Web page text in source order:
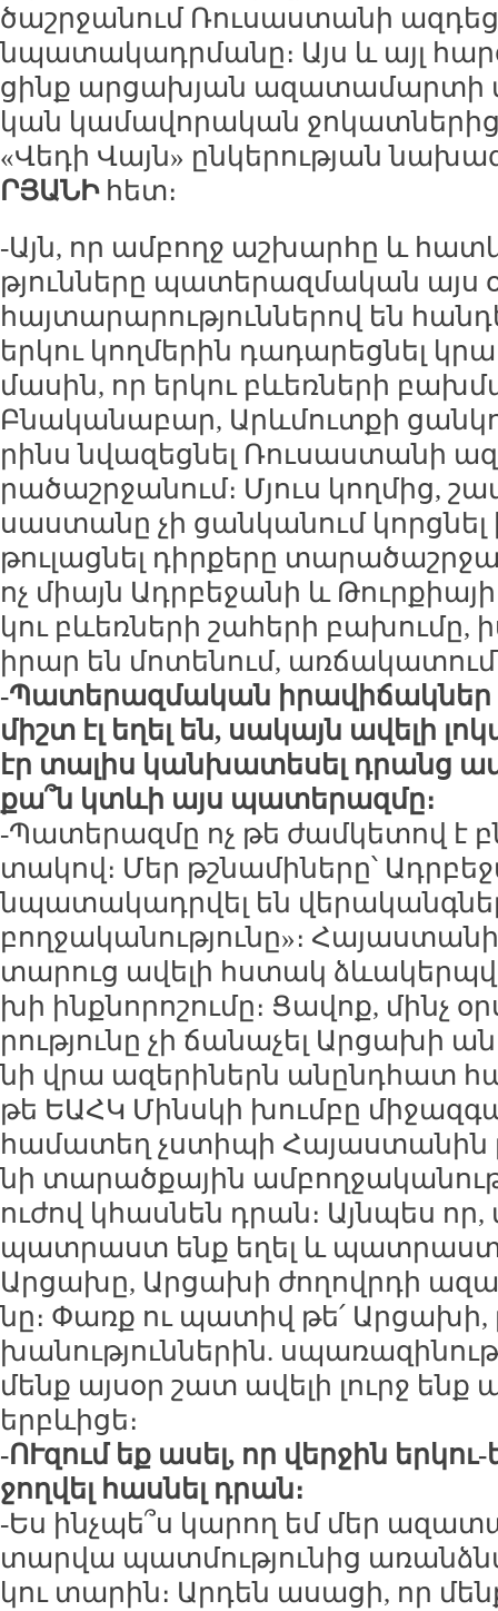
ծաշր­ջա­նում Ռու­սաս­տա­նի
նպա­տա­կադր­մա­նը։ Այս և այլ
ցինք ար­ցա­խյան ա­զա­տա­մար­տի
կան կա­մա­վո­րա­կան
«Վե­դի Վայն» ըն­կե­րու­թյան
ՐՅԱ­ՆԻհետ։
-Այն, որ ամ­բողջ աշ­խար­հը և
թյուն­նե­րը պա­տե­րազ­մա­կան այս
հայ­տա­րա­րու­թյուն­նե­րով են
եր­կու կող­մե­րին դա­դա­րեց­նել
մա­սին, որ եր­կու բևեռ­նե­րի
Բնա­կա­նա­բար, Արևմուտ­քի
րինս նվա­զեց­նել Ռու­սաս­տա­նի
րա­ծաշր­ջա­նում։ Մյուս կող­մից,
սաս­տա­նը չի ցան­կա­նում կորց­նել
թու­լաց­նել դիր­քե­րը
ոչ միայն Ադր­բե­ջա­նի և
կու բևեռ­նե­րի շա­հե­րի բա­խու­մը,
ի­րար են մո­տե­նում,
-Պա­տե­րազ­մա­կան ի­րա­վի­ճակ­ներ
միշտ էլ ե­ղել են, սա­կայն ա­վե­լի
էր տա­լիս կան­խա­տե­սել դրանց
քա՞ն կտևի այս պա­տե­րազ­մը։
-Պա­տե­րազ­մը ոչ թե ժամ­կե­տով է
տա­կով։ Մեր թշ­նա­մի­նե­րը՝
նպա­տա­կադր­վել են
բող­ջա­կա­նու­թյու­նը»։
տա­րուց ա­վե­լի հս­տակ
խի ինք­նո­րո­շու­մը։ Ցա­վոք, մինչ
րու­թյու­նը չի ճա­նա­չել Ար­ցա­խի
նի վրա ա­զե­րի­ներն ա­նընդ­հատ
թե ԵԱՀԿ Մինս­կի խում­բը
հա­մա­տեղ չս­տի­պի Հա­յաս­տա­նին
նի տա­րած­քա­յին
ու­ժով կհաս­նեն դրան։ Այն­պես որ,
պատ­րաստ ենք ե­ղել և
Ար­ցա­խը, Ար­ցա­խի ժո­ղովր­դի
նը։ Փառք ու պա­տիվ թե՛
խա­նու­թյուն­նե­րին.
մենք այ­սօր շատ ա­վե­լի լուրջ
երբևի­ցե։
-ՈՒ­զում եք ա­սել, որ վեր­ջին
ջող­վել հաս­նել դրան։
-Ես ինչ­պե՞ս կա­րող եմ մեր
տար­վա պատ­մու­թյու­նից
կու տա­րին։ Ար­դեն ա­սա­ցի, որ